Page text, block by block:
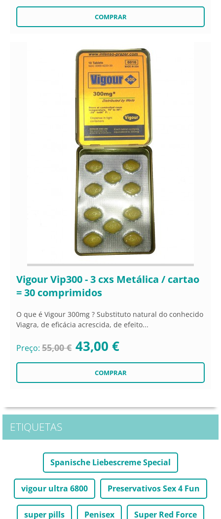
Vigour Vip300 - 3 cxs Metálica / cartao
= 30 comprimidos
O que é Vigour 300mg ? Substituto natural do conhecido
Viagra, de eficácia acrescida, de efeito...
Preço: 55,00 € 43,00 €
ETIQUETAS
Spanische Liebescreme Special
vigour ultra 6800 Preservativos Sex 4 Fun
super pills Penisex Super Red Force